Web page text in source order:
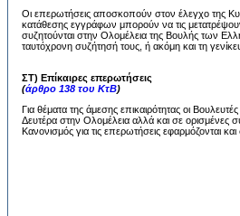
Οι επερωτήσεις αποσκοπούν στον έλεγχο της
κατάθεσης εγγράφων μπορούν να τις
συζητούνται στην Ολομέλεια της Βουλής των
ταυτόχρονη συζήτησή τους, ή ακόμη και τη
ΣΤ) Επίκαιρες επερωτήσεις
(άρθρο 138 του ΚτΒ)
Για θέματα της άμεσης επικαιρότητας οι
Δευτέρα στην Ολομέλεια αλλά και σε ορισμένες
Κανονισμός για τις επερωτήσεις εφαρμόζονται